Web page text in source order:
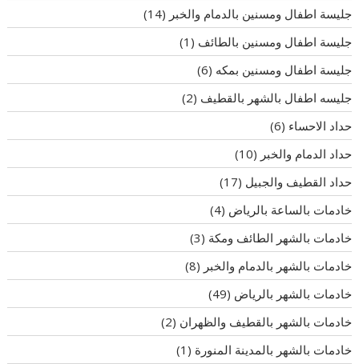
جليسة اطفال ومسنين بالدمام والخبر (14)
جليسة اطفال ومسنين بالطائف (1)
جليسة اطفال ومسنين بمكه (6)
جليسه اطفال بالشهر بالقطيف (2)
حداد الاحساء (6)
حداد الدمام والخبر (10)
حداد القطيف والجبيل (17)
خادمات بالساعة بالرياض (4)
خادمات بالشهر الطائف ومكة (3)
خادمات بالشهر بالدمام والخبر (8)
خادمات بالشهر بالرياض (49)
خادمات بالشهر بالقطيف والظهران (2)
خادمات بالشهر بالمدينة المنورة (1)